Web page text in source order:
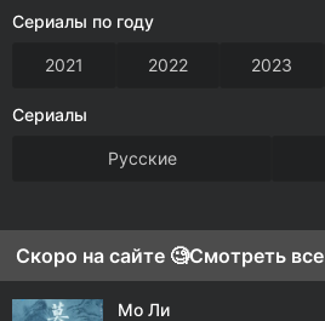
Сериалы по году
2021 2022 2023
Сериалы
Русские
Скоро на сайте 🧐Смотреть все
Мо Ли